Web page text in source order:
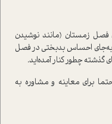
زمستان (مانند نوشیدن
به‌جای احساس بدبختی در فصل
گذشته چطور کنار آمده‌اید.
برای معاینه و مشاوره به